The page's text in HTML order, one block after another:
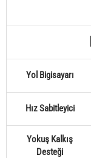
Yol Bigisayarı
Hız Sabitleyici
Yokuş Kalkış
Desteği